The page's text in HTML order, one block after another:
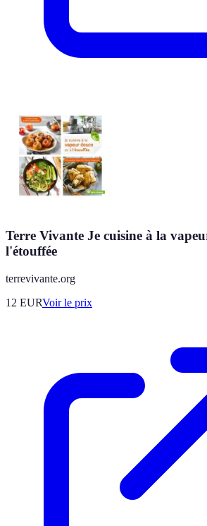
Terre Vivante Je cuisine à la
l'étouffée
terrevivante.org
12 EURVoir le prix